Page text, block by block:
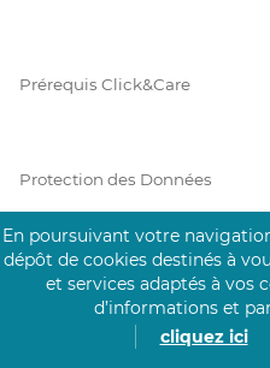
Prérequis Click&Care
Protection des Données
Vie Privée
En poursuivant votre
dépôt de cookies destinés à
et services adaptés à vos
d’informations et
cliquez ici